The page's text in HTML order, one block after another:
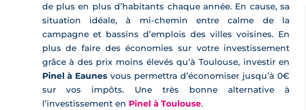
de plus en plus d’habitants chaque année. En cause, sa
situation idéale, à mi-chemin entre calme de la
campagne et bassins d’emplois des villes voisines. En
plus de faire des économies sur votre investissement
grâce à des prix moins élevés qu’à Toulouse, investir en
Pinel à Eaunes vous permettra d’économiser jusqu’à 0€
sur vos impôts. Une très bonne alternative à
l’investissement en Pinel à Toulouse.